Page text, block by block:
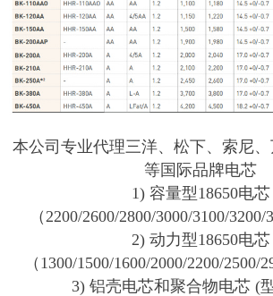
本公司专业代理三洋、松下、索尼
等国际品牌电芯
1) 容量型18650电芯
（2200/2600/2800/3000/3100/
2) 动力型18650电芯
（1300/1500/1600/2000/2200/2500/
3) 铝壳电芯和聚合物电芯 (